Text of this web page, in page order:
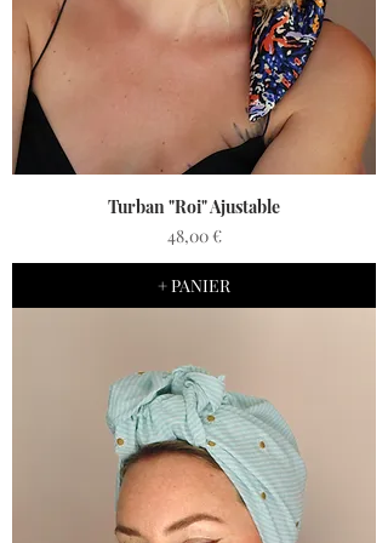
Turban "Roi" Ajustable
Prix
48,00 €
+ PANIER